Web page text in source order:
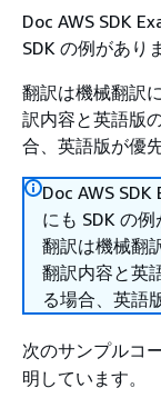
Doc AWS SDK
SDK の例があり
翻訳は機械翻訳
訳内容と英語版
合、英語版が優
Doc AWS
にも SDK の例
翻訳は機械翻
翻訳内容と英
る場合、英語
次のサンプルコ
明しています。